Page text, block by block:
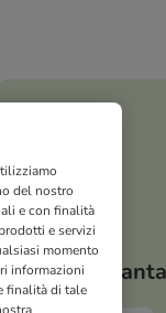
I tuoi
del nostro
e con finalità
e servizi
momento
informazioni
finalità di tale